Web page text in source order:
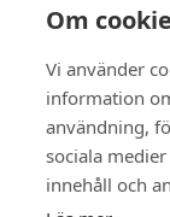
Om
Vi använder
information
användning,
sociala
innehåll och